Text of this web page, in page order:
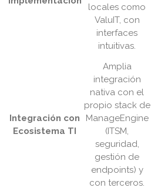
locales como
ValuIT, con
interfaces
intuitivas.
Integración con
Ecosistema TI
Amplia
integración
nativa con el
propio stack de
ManageEngine
(ITSM,
seguridad,
gestión de
endpoints) y
con terceros.